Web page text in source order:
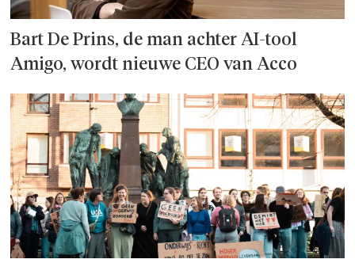
Bart De Prins, de man achter AI-tool
Amigo, wordt nieuwe CEO van Acco